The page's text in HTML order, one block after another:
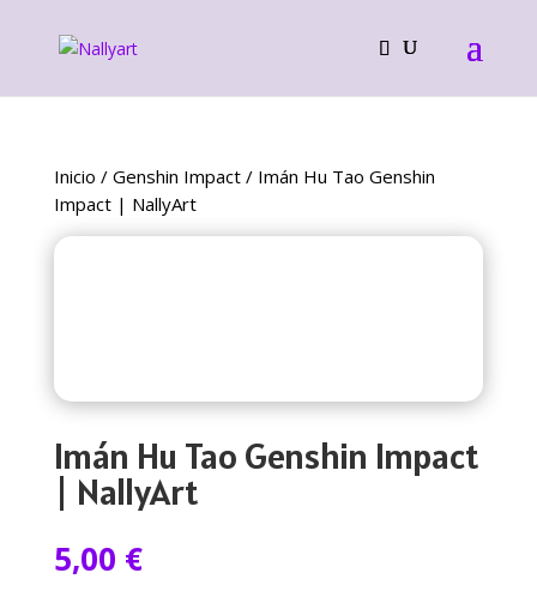
Inicio / Genshin Impact/ Imán Hu Tao Genshin
Impact | NallyArt
Imán Hu Tao Genshin Impact
| NallyArt
5,00 €